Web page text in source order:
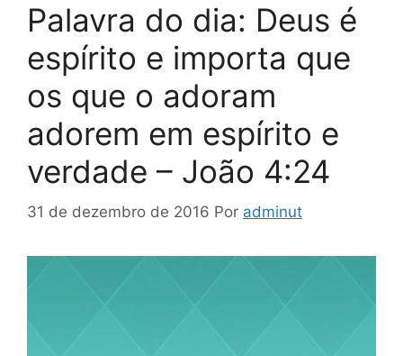
Palavra do dia: Deus é
espírito e importa que
os que o adoram
adorem em espírito e
verdade – João 4:24
31 de dezembro de 2016 Por adminut